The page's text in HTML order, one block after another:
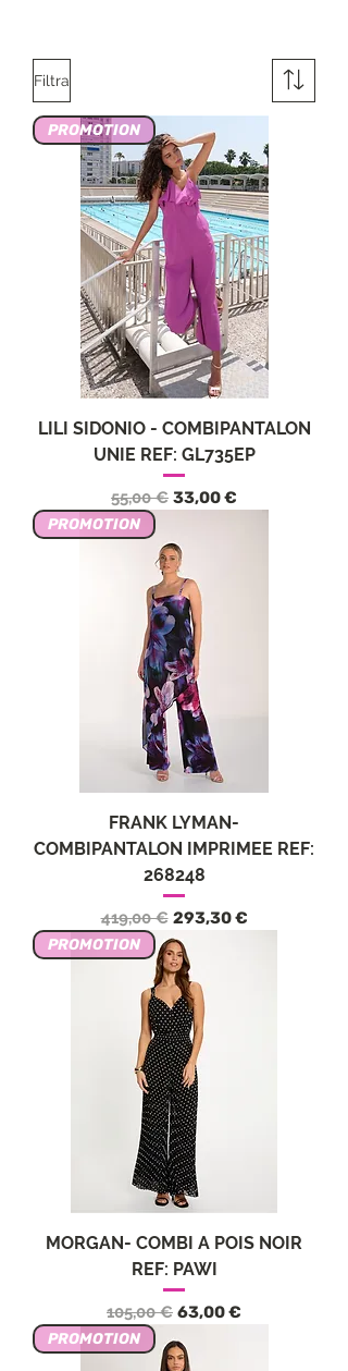
Filtra
PROMOTION
LILI SIDONIO - COMBIPANTALON
UNIE REF: GL735EP
Prezzo regolare
55,00 € Prezzo scontato
33,00 €
PROMOTION
FRANK LYMAN-
COMBIPANTALON IMPRIMEE REF:
268248
Prezzo regolare
419,00 € Prezzo scontato
293,30 €
PROMOTION
MORGAN- COMBI A POIS NOIR
REF: PAWI
Prezzo regolare
105,00 € Prezzo scontato
63,00 €
PROMOTION